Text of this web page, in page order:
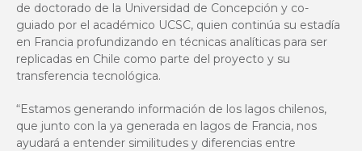
de doctorado de la Universidad de Concepción y co-
guiado por el académico UCSC, quien continúa su estadía
en Francia profundizando en técnicas analíticas para ser
replicadas en Chile como parte del proyecto y su
transferencia tecnológica.
“Estamos generando información de los lagos chilenos,
que junto con la ya generada en lagos de Francia, nos
ayudará a entender similitudes y diferencias entre